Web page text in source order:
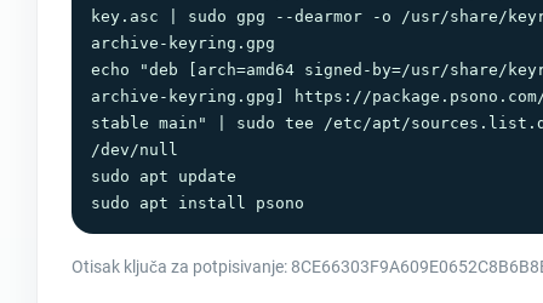
key.asc | sudo gpg --dearmor -o /usr/share/
archive-keyring.gpg
echo "deb [arch=amd64 signed-by=/usr/share/
archive-keyring.gpg] https://
stable main" | sudo tee /etc/apt/
/dev/null
sudo apt update
sudo apt install psono
Otisak ključa za potpisivanje: